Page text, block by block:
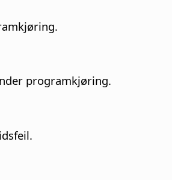
programkjøring.